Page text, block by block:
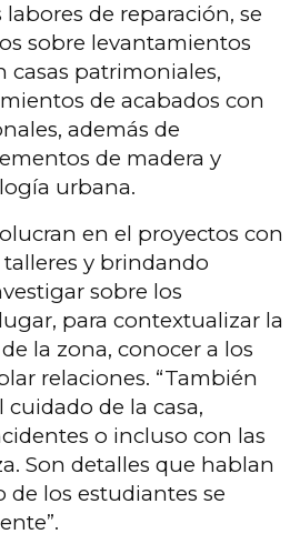
de reparación, se
sobre levantamientos
casas patrimoniales,
de acabados con
además de
de madera y
urbana.
en el proyectos con
y brindando
sobre los
para contextualizar la
la zona, conocer a los
relaciones. “También
de la casa,
o incluso con las
Son detalles que hablan
de los estudiantes se